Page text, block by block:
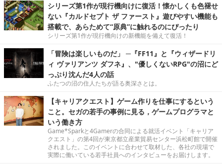
シリーズ第1作が現行機向けに復活！懐かしくも色褪せ
ない『カルドセプト ザ ファースト』遊びやすい機能も
搭載で、あらためて“原典”に触れるのにぴったり
シリーズ第1作が現行機向けの新機能を備えて復活！
「冒険は楽しいものだ」 ─『FF11』と『ウィザードリ
ィ ヴァリアンツ ダフネ』、"優しくないRPG"の沼にど
っぷり沈んだ4人の話
ふたつの沼の住人たちが語る奥深さとは。
【キャリアクエスト】ゲーム作りを仕事にするという
こと。セガの若手の事例に見る，ゲームプログラマと
いう働き方
Game*Sparkと4Gamerの合同による就活イベント「キャリア
クエスト」の第4回が東京都立産業貿易センター浜松町館で開催
されました。このイベントに合わせて取材した、各社の現場で
実際に働いている若手社員へのインタビューをお届けします。